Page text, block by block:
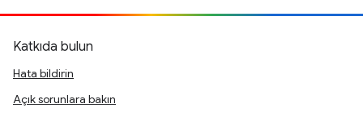
Katkıda bulun
Hata bildirin
Açık sorunlara bakın